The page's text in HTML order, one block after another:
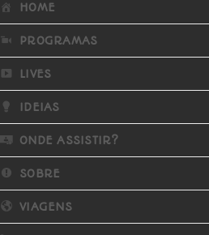
HOME
PROGRAMAS
LIVES
IDEIAS
ONDE ASSISTIR?
SOBRE
VIAGENS